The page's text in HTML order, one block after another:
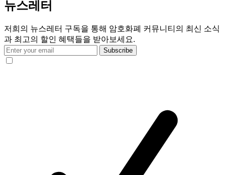
뉴스레터
저희의 뉴스레터 구독을 통해 암호화폐 커뮤니티의 최신 소식
과 최고의 할인 혜택들을 받아보세요.
Subscribe